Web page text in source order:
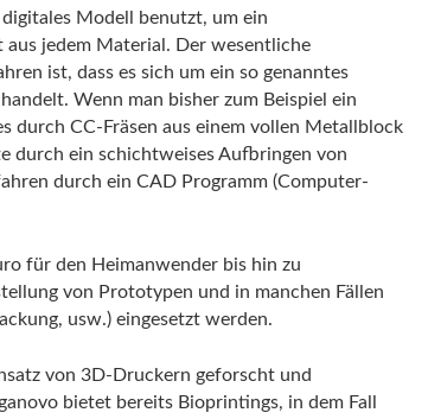
Modell benutzt, um ein
jedem Material. Der wesentliche
ist, dass es sich um ein so genanntes
Wenn man bisher zum Beispiel ein
durch CC-Fräsen aus einem vollen Metallblock
durch ein schichtweises Aufbringen von
durch ein CAD Programm (Computer-
für den Heimanwender bis hin zu
von Prototypen und in manchen Fällen
usw.) eingesetzt werden.
von 3D-Druckern geforscht und
bietet bereits Bioprintings, in dem Fall